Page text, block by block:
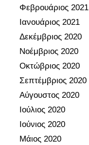
Φεβρουάριος 2021
Ιανουάριος 2021
Δεκέμβριος 2020
Νοέμβριος 2020
Οκτώβριος 2020
Σεπτέμβριος 2020
Αύγουστος 2020
Ιούλιος 2020
Ιούνιος 2020
Μάιος 2020